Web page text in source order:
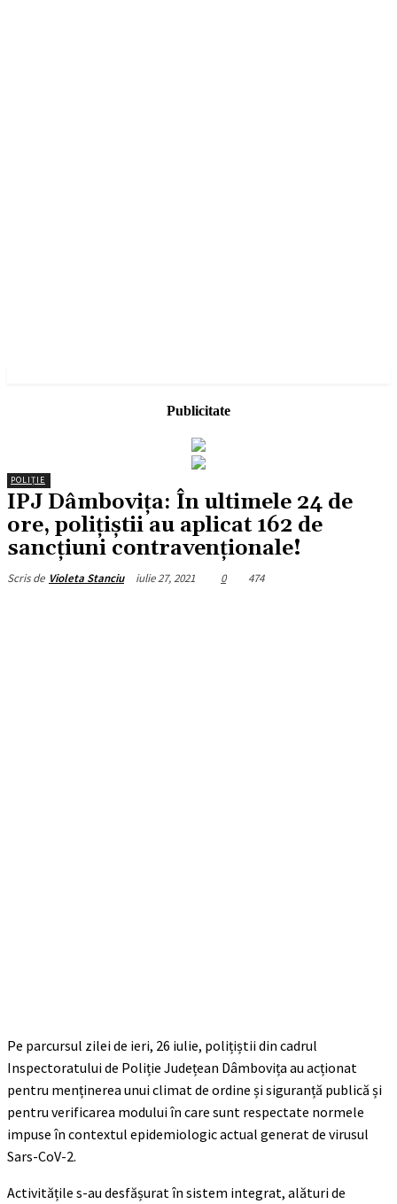
Publicitate
POLIȚIE
IPJ Dâmbovița: În ultimele 24 de
ore, polițiștii au aplicat 162 de
sancțiuni contravenționale!
Scris de Violeta Stanciu iulie 27, 2021 0 474
Pe parcursul zilei de ieri, 26 iulie, polițiștii din cadrul
Inspectoratului de Poliție Județean Dâmbovița au acționat
pentru menținerea unui climat de ordine și siguranță publică și
pentru verificarea modului în care sunt respectate normele
impuse în contextul epidemiologic actual generat de virusul
Sars-CoV-2.
Activitățile s-au desfășurat în sistem integrat, alături de